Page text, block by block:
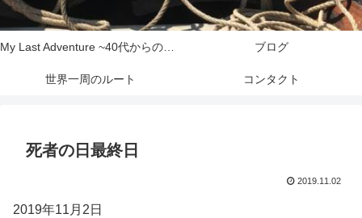
My Last Adventure ~40代からの世界一周旅行記~ ブログ
世界一周のルート コンタクト
死者の日最終日
2019.11.02
2019年11月2日